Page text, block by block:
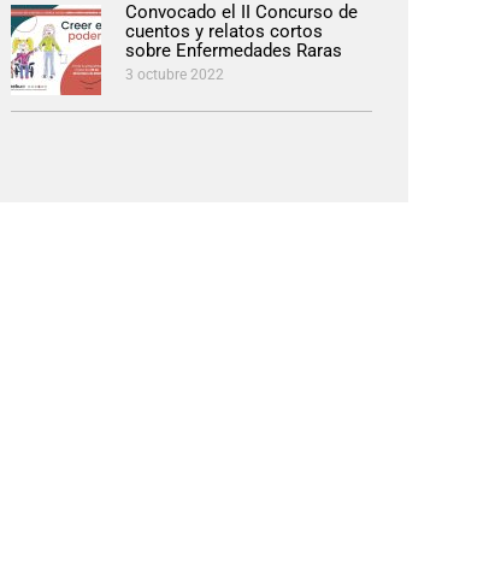
Convocado el II Concurso de
cuentos y relatos cortos
sobre Enfermedades Raras
3 octubre 2022